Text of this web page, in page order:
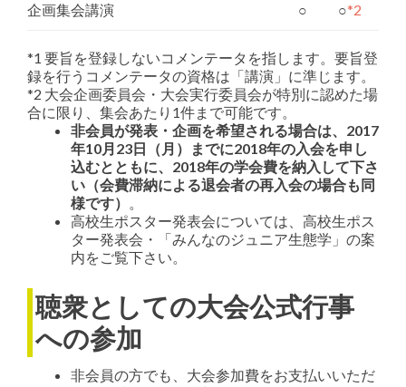
企画集会講演 ○ ○*2
*1 要旨を登録しないコメンテータを指します。要旨登
録を行うコメンテータの資格は「講演」に準じます。
*2 大会企画委員会・大会実行委員会が特別に認めた場
合に限り、集会あたり1件まで可能です。
非会員が発表・企画を希望される場合は、2017
年10月23日（月）までに2018年の入会を申し
込むとともに、2018年の学会費を納入して下さ
い（会費滞納による退会者の再入会の場合も同
様です） 。
高校生ポスター発表会については、高校生ポス
ター発表会・「みんなのジュニア生態学」の案
内をご覧下さい。
聴衆としての大会公式行事
への参加
非会員の方でも、大会参加費をお支払いいただ